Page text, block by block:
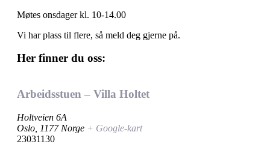
Møtes onsdager kl. 10-14.00
Vi har plass til flere, så meld deg gjerne på.
Her finner du oss:
Arbeidsstuen – Villa Holtet
Holtveien 6A
Oslo 1177 Norge + Google-kart
23031130